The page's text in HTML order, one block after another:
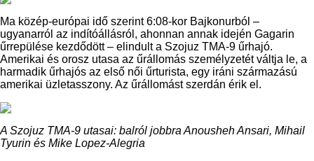
Ma közép-európai idő szerint 6:08-kor Bajkonurból –
ugyanarról az indítóállásról, ahonnan annak idején Gagarin
űrrepülése kezdődött – elindult a Szojuz TMA-9 űrhajó.
Amerikai és orosz utasa az űrállomás személyzetét váltja le, a
harmadik űrhajós az első női űrturista, egy iráni származású
amerikai üzletasszony. Az űrállomást szerdán érik el.
A Szojuz TMA-9 utasai: balról jobbra Anousheh Ansari, Mihail
Tyurin és Mike Lopez-Alegria